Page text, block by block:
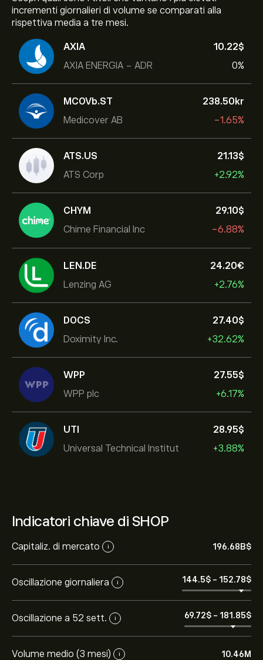
incrementi giornalieri di volume se comparati alla
rispettiva media a tre mesi.
AXIA
AXIA ENERGIA - ADR
10.22‎$‎
0%
MCOVb.ST
Medicover AB
238.50‎kr‎
-1.65%
ATS.US
ATS Corp
21.13‎$‎
+2.92%
CHYM
Chime Financial Inc
29.10‎$‎
-6.88%
LEN.DE
Lenzing AG
24.20‎€‎
+2.76%
DOCS
Doximity Inc.
27.40‎$‎
+32.62%
WPP
WPP plc
27.55‎$‎
+6.17%
UTI
Universal Technical Institut
28.95‎$‎
+3.88%
Indicatori chiave di SHOP
Capitaliz. di mercato i 196.68B‎$‎
Oscillazione giornaliera i 144.5‎$‎ - 152.78‎$‎
Oscillazione a 52 sett. i 69.72‎$‎ - 181.85‎$‎
Volume medio (3 mesi) i 10.46M